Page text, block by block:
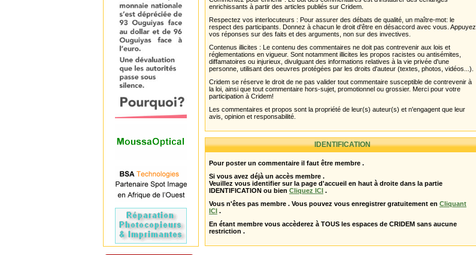
enrichissants à partir des articles publiés sur Cridem.
Respectez vos interlocuteurs : Pour assurer des débats de qualité, un maître-mot: le
respect des participants. Donnez à chacun le droit d'être en désaccord avec vous. Appuyez
vos réponses sur des faits et des arguments, non sur des invectives.
Contenus illicites : Le contenu des commentaires ne doit pas contrevenir aux lois et
réglementations en vigueur. Sont notamment illicites les propos racistes ou antisémites,
diffamatoires ou injurieux, divulguant des informations relatives à la vie privée d'une
personne, utilisant des oeuvres protégées par les droits d'auteur (textes, photos, vidéos...).
Cridem se réserve le droit de ne pas valider tout commentaire susceptible de contrevenir à
la loi, ainsi que tout commentaire hors-sujet, promotionnel ou grossier. Merci pour votre
participation à Cridem!
Les commentaires et propos sont la propriété de leur(s) auteur(s) et n'engagent que leur
avis, opinion et responsabilité.
IDENTIFICATION
Pour poster un commentaire il faut être membre .
Si vous avez déjà un accès membre .
Veuillez vous identifier sur la page d'accueil en haut à droite dans la partie
IDENTIFICATION ou bien Cliquez ICI .
Vous n'êtes pas membre . Vous pouvez vous enregistrer gratuitement en Cliquant
ICI .
En étant membre vous accèderez à TOUS les espaces de CRIDEM sans aucune
restriction .